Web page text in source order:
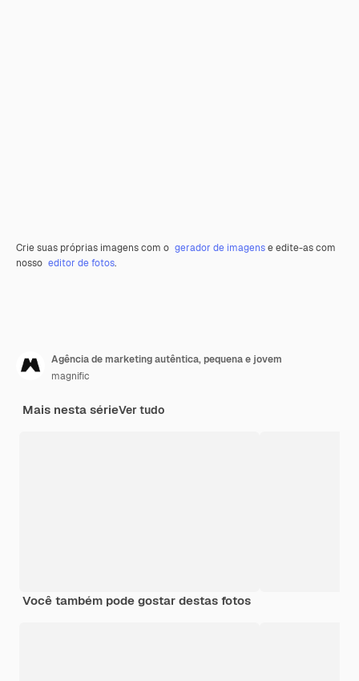
Crie suas próprias imagens com o gerador de imagense edite-as com
nosso editor de fotos.
Agência de marketing autêntica, pequena e jovem
magnific
Mais nesta sérieVer tudo
Você também pode gostar destas fotos